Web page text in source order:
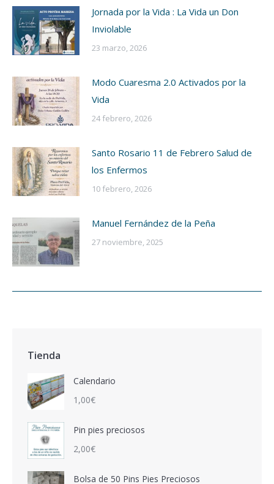
Jornada por la Vida : La Vida un Don
Inviolable
23 marzo, 2026
Modo Cuaresma 2.0 Activados por la
Vida
24 febrero, 2026
Santo Rosario 11 de Febrero Salud de
los Enfermos
10 febrero, 2026
Manuel Fernández de la Peña
27 noviembre, 2025
Tienda
Calendario
1,00€
Pin pies preciosos
2,00€
Bolsa de 50 Pins Pies Preciosos